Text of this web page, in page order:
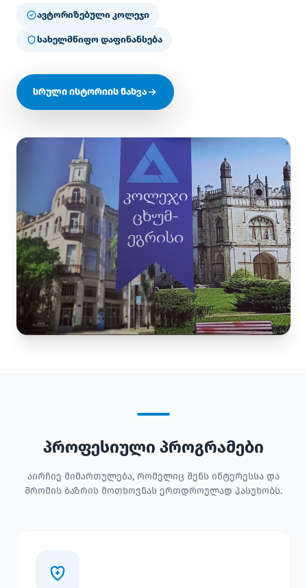
ავტორიზებული კოლეჯი
სახელმწიფო დაფინანსება
სრული ისტორიის ნახვა
პროფესიული პროგრამები
აირჩიე მიმართულება, რომელიც შენს ინტერესსა და
შრომის ბაზრის მოთხოვნას ერთდროულად პასუხობს.